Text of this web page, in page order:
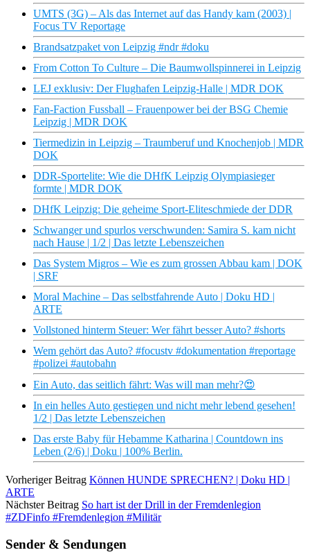
UMTS (3G) – Als das Internet auf das Handy kam (2003) |
Focus TV Reportage
Brandsatzpaket von Leipzig #ndr #doku
From Cotton To Culture – Die Baumwollspinnerei in Leipzig
LEJ exklusiv: Der Flughafen Leipzig-Halle | MDR DOK
Fan-Faction Fussball – Frauenpower bei der BSG Chemie
Leipzig | MDR DOK
Tiermedizin in Leipzig – Traumberuf und Knochenjob | MDR
DOK
DDR-Sportelite: Wie die DHfK Leipzig Olympiasieger
formte | MDR DOK
DHfK Leipzig: Die geheime Sport-Eliteschmiede der DDR
Schwanger und spurlos verschwunden: Samira S. kam nicht
nach Hause | 1/2 | Das letzte Lebenszeichen
Das System Migros – Wie es zum grossen Abbau kam | DOK
| SRF
Moral Machine – Das selbstfahrende Auto | Doku HD |
ARTE
Vollstoned hinterm Steuer: Wer fährt besser Auto? #shorts
Wem gehört das Auto? #focustv #dokumentation #reportage
#polizei #autobahn
Ein Auto, das seitlich fährt: Was will man mehr?😍
In ein helles Auto gestiegen und nicht mehr lebend gesehen!
1/2 | Das letzte Lebenszeichen
Das erste Baby für Hebamme Katharina | Countdown ins
Leben (2/6) | Doku | 100% Berlin.
Vorheriger Beitrag Können HUNDE SPRECHEN? | Doku HD |
ARTE
Nächster Beitrag So hart ist der Drill in der Fremdenlegion
#ZDFinfo #Fremdenlegion #Militär
Sender & Sendungen